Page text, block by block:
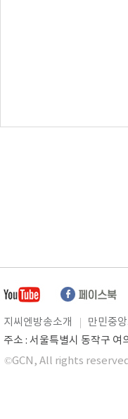
지씨엔방송소개 만민중앙
주소 : 서울특별시 동작구
©GCN, All rights